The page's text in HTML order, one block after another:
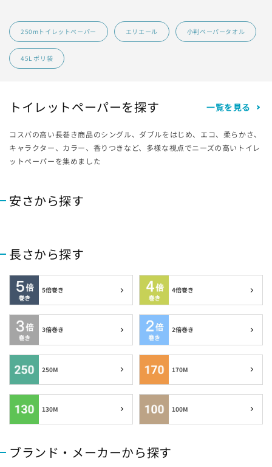
埼玉県の指定袋から探す
千葉県の指定袋から探す
山梨県の指定袋から探す
静岡県の指定袋から探す
三重県の指定袋から探す
大坂府の指定袋から探す
兵庫県の指定袋から探す
広島県の指定袋から探す
山口県の指定袋から探す
愛媛県の指定袋から探す
250mトイレットペーパー エリエール 小判ペーパータオル
45L ポリ袋
トイレットペーパーを探す 一覧を見る
コスパの高い長巻き商品のシングル、ダブルをはじめ、エコ、柔らかさ、
キャラクター、カラー、香りつきなど、多様な視点でニーズの高いトイレ
ットペーパーを集めました
安さから探す
長さから探す
5倍巻き 4倍巻き
3倍巻き 2倍巻き
250M 170M
130M 100M
ブランド・メーカーから探す